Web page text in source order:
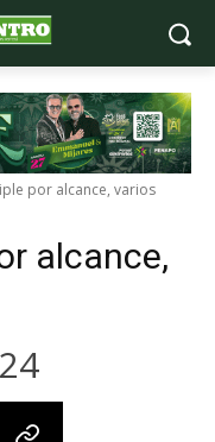
por alcance, varios
alcance,